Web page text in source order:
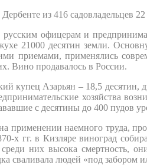
из 416 садовладельцев
офицерам и
21000 десятин земли.
приемами, применялись
Вино продавалось в России.
купец Азарьян – 18,5
хозяйства
с десятины до 400 пудов
наемного труда,
гг. в Кизляре виноград
них высока смертность,
сваливала людей «под забором